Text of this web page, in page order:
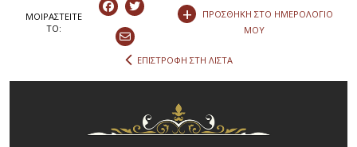
ΜΟΙΡΑΣΤEIΤΕ
ΤΟ:
+
ΠΡΟΣΘΗΚΗ ΣΤΟ ΗΜΕΡΟΛΟΓΙΟ
ΜΟΥ
ΕΠΙΣΤΡΟΦΗ ΣΤΗ ΛΙΣΤΑ